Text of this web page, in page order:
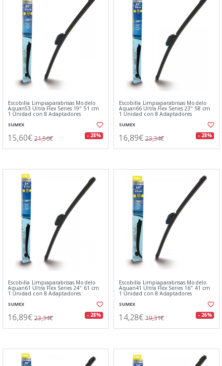
Escobilla Limpiaparabrisas Modelo
Aquan53 Ultra Flex Series 19" 51 cm
1 Unidad con 8 Adaptadores
SUMEX
15,60€ 21,56€ - 28%
Escobilla Limpiaparabrisas Modelo
Aquan66 Ultra Flex Series 23" 58 cm
1 Unidad con 8 Adaptadores
SUMEX
16,89€ 23,34€ - 28%
Escobilla Limpiaparabrisas Modelo
Aquan61 Ultra Flex Series 24" 61 cm
1 Unidad con 8 Adaptadores
SUMEX
16,89€ 23,34€ - 28%
Escobilla Limpiaparabrisas Modelo
Aquan41 Ultra Flex Series 16" 41 cm
1 Unidad con 8 Adaptadores
SUMEX
14,28€ 19,31€ - 26%